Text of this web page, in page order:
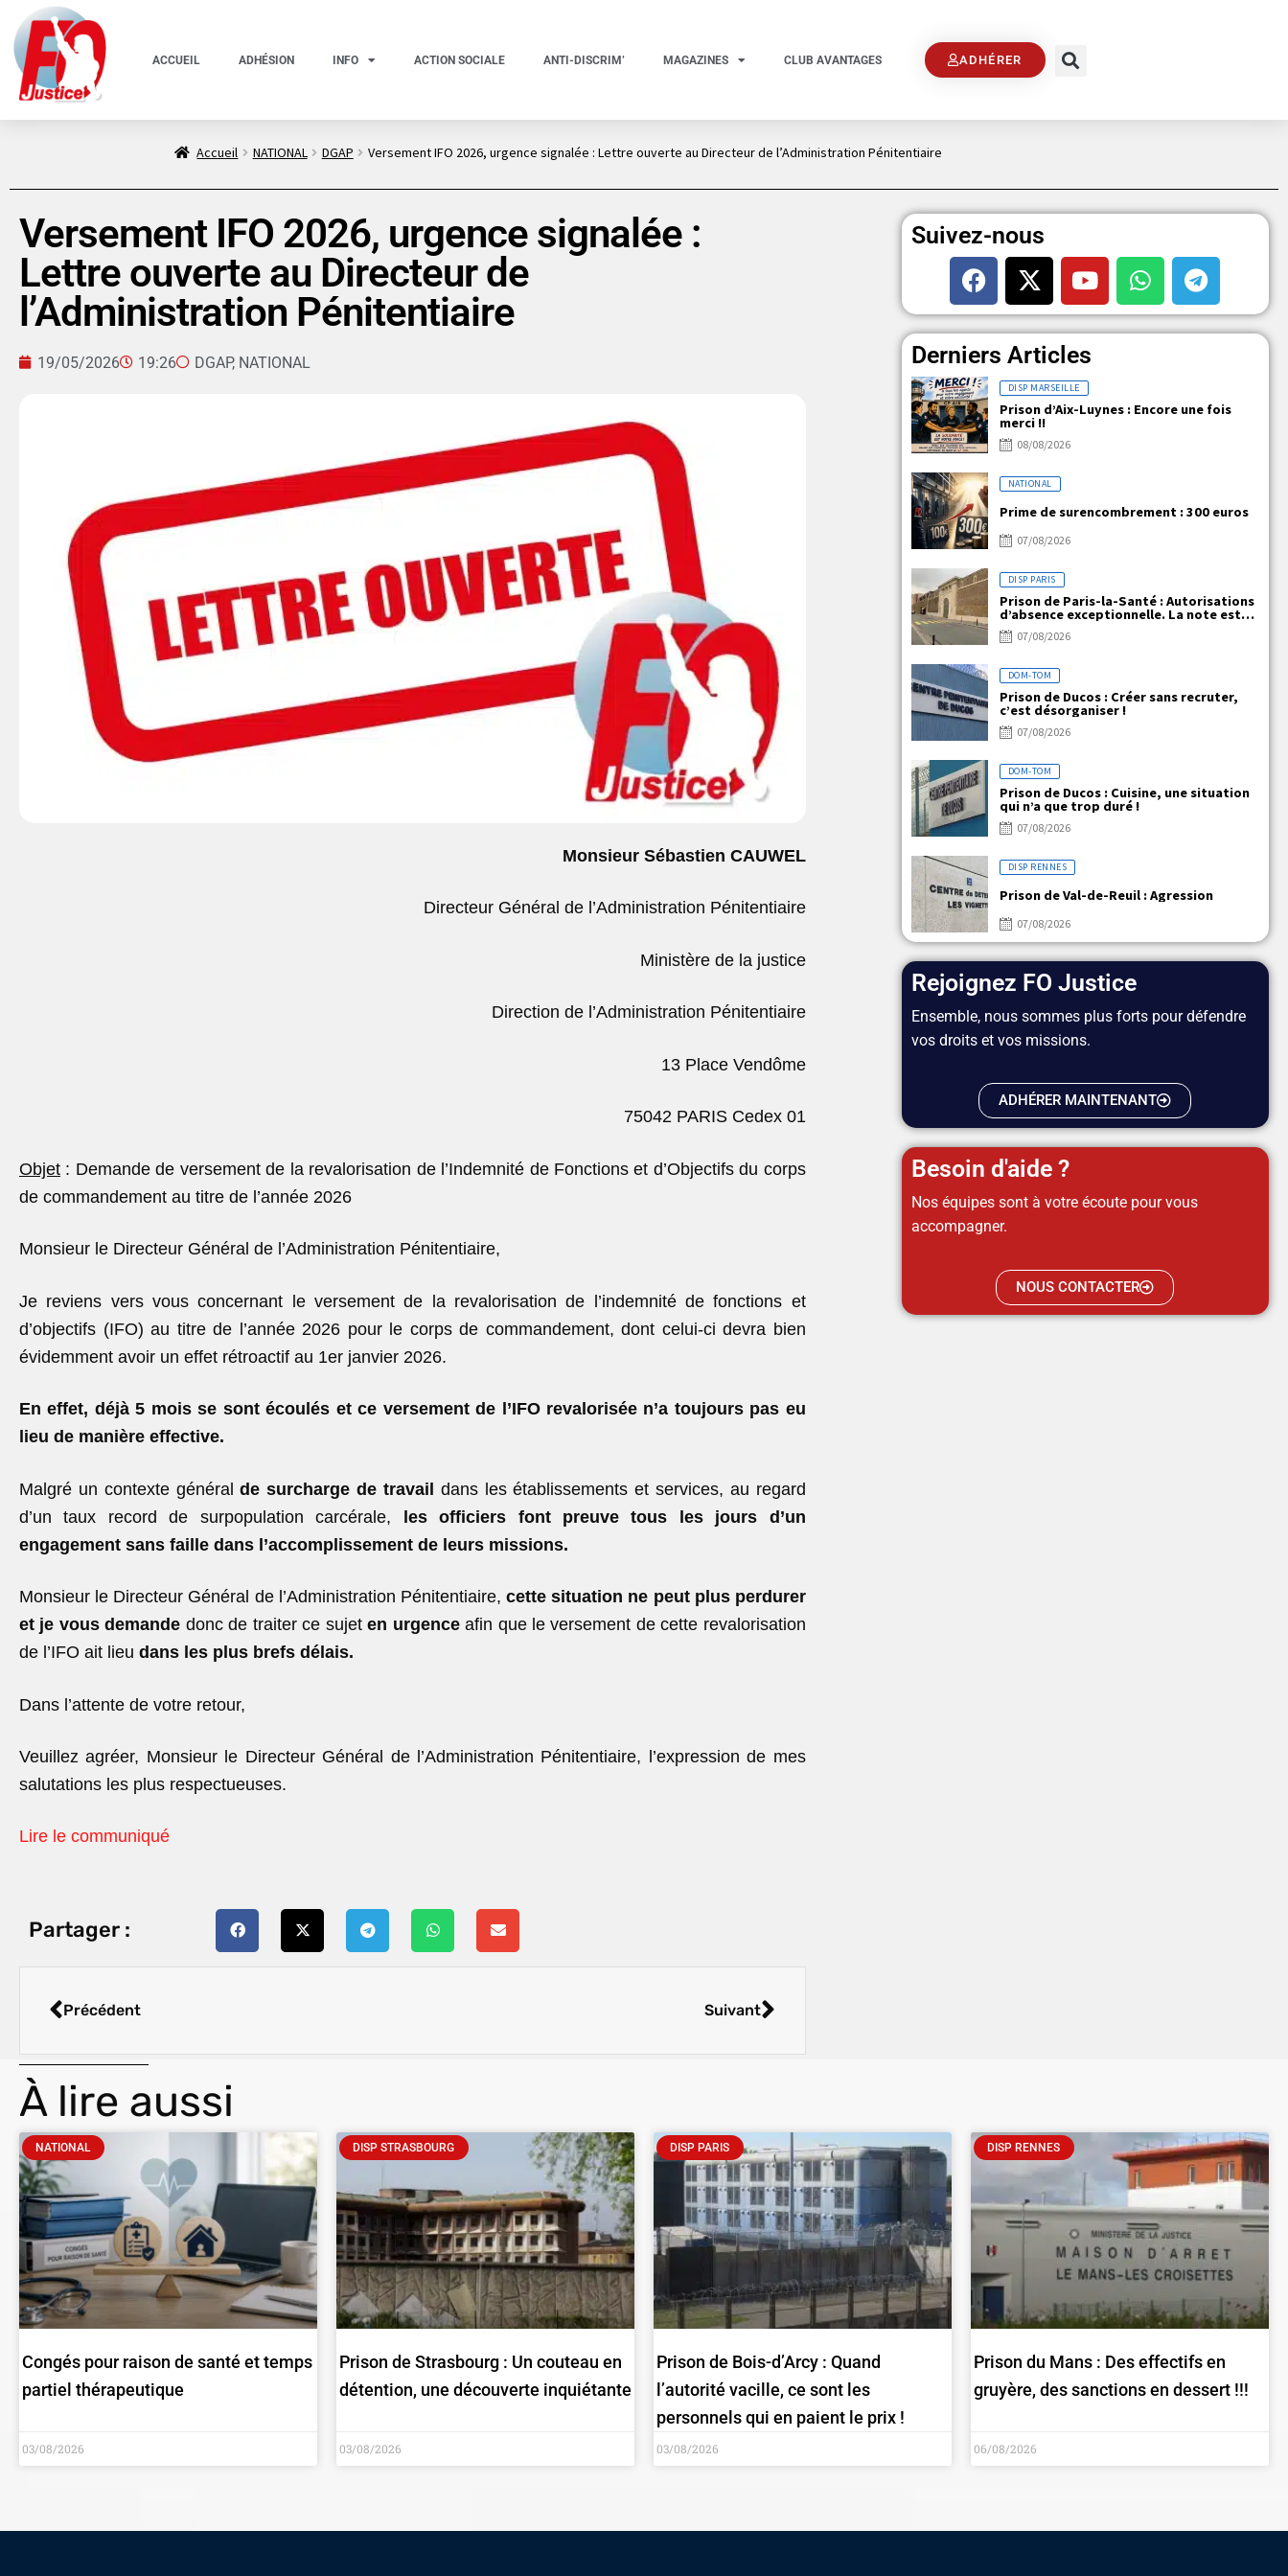
ACCUEIL ADHÉSION INFO ACTION SOCIALE ANTI-DISCRIM’ MAGAZINES CLUB AVANTAGES ADHÉRER
Accueil NATIONAL DGAP Versement IFO 2026, urgence signalée : Lettre ouverte au Directeur de l’Administration Pénitentiaire
Versement IFO 2026, urgence signalée :
Lettre ouverte au Directeur de
l’Administration Pénitentiaire
19/05/2026 19:26 DGAP, NATIONAL
Monsieur Sébastien CAUWEL
Directeur Général de l’Administration Pénitentiaire
Ministère de la justice
Direction de l’Administration Pénitentiaire
13 Place Vendôme
75042 PARIS Cedex 01
Objet : Demande de versement de la revalorisation de l’Indemnité de Fonctions et d’Objectifs du corps
de commandement au titre de l’année 2026
Monsieur le Directeur Général de l’Administration Pénitentiaire,
Je reviens vers vous concernant le versement de la revalorisation de l’indemnité de fonctions et
d’objectifs (IFO) au titre de l’année 2026 pour le corps de commandement, dont celui-ci devra bien
évidemment avoir un effet rétroactif au 1er janvier 2026.
En effet, déjà 5 mois se sont écoulés et ce versement de l’IFO revalorisée n’a toujours pas eu
lieu de manière effective.
Malgré un contexte généralde surcharge de travail dans les établissements et services, au regard
d’un taux record de surpopulation carcérale, les officiers font preuve tous les jours d’un
engagement sans faille dans l’accomplissement de leurs missions.
Monsieur le Directeur Général de l’Administration Pénitentiaire,cette situation ne peut plus perdurer
et je vous demande donc de traiter ce sujeten urgenceafin que le versement de cette revalorisation
de l’IFO ait lieu dans les plus brefs délais.
Dans l’attente de votre retour,
Veuillez agréer, Monsieur le Directeur Général de l’Administration Pénitentiaire, l’expression de mes
salutations les plus respectueuses.
Lire le communiqué
Partager :
Précédent Suivant
Suivez-nous
Derniers Articles
DISP MARSEILLE
Prison d’Aix-Luynes : Encore une fois
merci !!
08/08/2026
NATIONAL
Prime de surencombrement : 300 euros
07/08/2026
DISP PARIS
Prison de Paris-la-Santé : Autorisations
d’absence exceptionnelle. La note est
claire, mais la réalité ne l’est pas !
07/08/2026
DOM-TOM
Prison de Ducos : Créer sans recruter,
c’est désorganiser !
07/08/2026
DOM-TOM
Prison de Ducos : Cuisine, une situation
qui n’a que trop duré !
07/08/2026
DISP RENNES
Prison de Val-de-Reuil : Agression
07/08/2026
Rejoignez FO Justice
Ensemble, nous sommes plus forts pour défendre
vos droits et vos missions.
ADHÉRER MAINTENANT
Besoin d'aide ?
Nos équipes sont à votre écoute pour vous
accompagner.
NOUS CONTACTER
À lire aussi
NATIONAL
Congés pour raison de santé et temps
partiel thérapeutique
03/08/2026
DISP STRASBOURG
Prison de Strasbourg : Un couteau en
détention, une découverte inquiétante
03/08/2026
DISP PARIS
Prison de Bois-d’Arcy : Quand
l’autorité vacille, ce sont les
personnels qui en paient le prix !
03/08/2026
DISP RENNES
Prison du Mans : Des effectifs en
gruyère, des sanctions en dessert !!!
06/08/2026